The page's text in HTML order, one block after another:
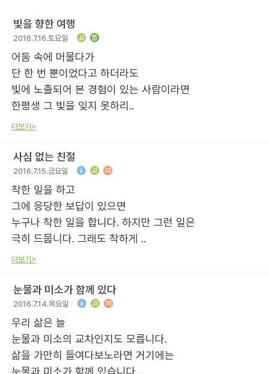
빛을 향한 여행
2016.7.16.토요일
어둠 속에 머물다가
단 한 번 뿐이었다고 하더라도
빛에 노출되어 본 경험이 있는 사람이라면
한평생 그 빛을 잊지 못하리..
더보기>
사심 없는 친절
2016.7.15.금요일
착한 일을 하고
그에 응당한 보답이 있으면
누구나 착한 일을 합니다. 하지만 그런 일은
극히 드뭅니다. 그래도 착하게 ..
더보기>
눈물과 미소가 함께 있다
2016.7.14.목요일
우리 삶은 늘
눈물과 미소의 교차인지도 모릅니다.
삶을 가만히 들여다보노라면 거기에는